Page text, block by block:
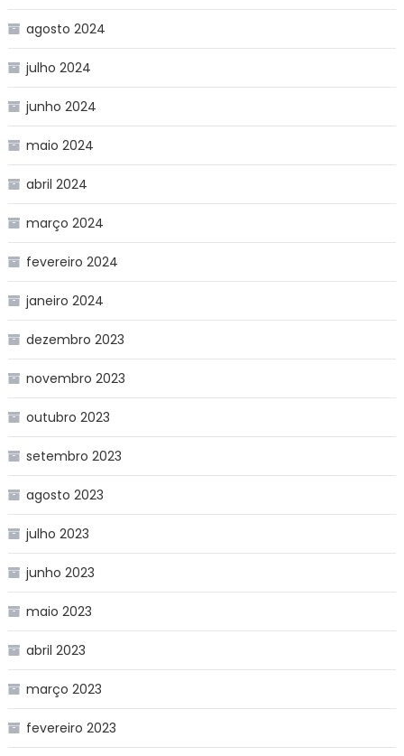
agosto 2024
julho 2024
junho 2024
maio 2024
abril 2024
março 2024
fevereiro 2024
janeiro 2024
dezembro 2023
novembro 2023
outubro 2023
setembro 2023
agosto 2023
julho 2023
junho 2023
maio 2023
abril 2023
março 2023
fevereiro 2023